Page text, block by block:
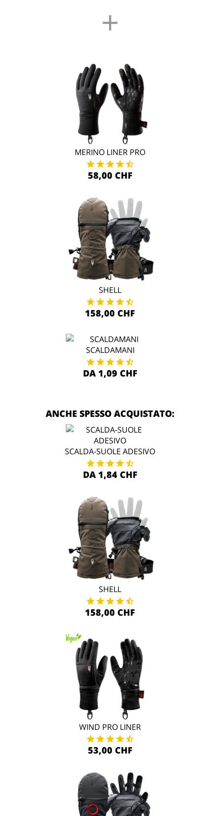
+
MERINO LINER PRO
58,00 CHF
SHELL
158,00 CHF
SCALDAMANI
DA 1,09 CHF
ANCHE SPESSO ACQUISTATO:
SCALDA-SUOLE ADESIVO
DA 1,84 CHF
SHELL
158,00 CHF
WIND PRO LINER
53,00 CHF